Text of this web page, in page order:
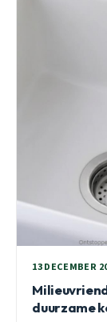
13 DECEMBER
duurzame